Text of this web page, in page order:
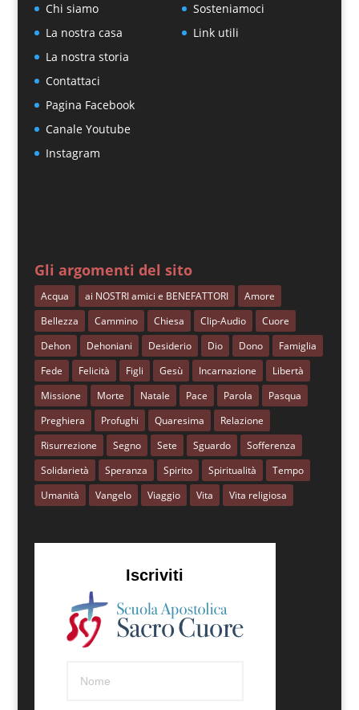
Chi siamo
La nostra casa
La nostra storia
Contattaci
Pagina Facebook
Canale Youtube
Instagram
Sosteniamoci
Link utili
Gli argomenti del sito
Acqua ai NOSTRI amici e BENEFATTORI
Amore
Bellezza
Cammino Chiesa Clip-Audio
Cuore
Dehon
Dehoniani Desiderio Dio Dono
Famiglia
Fede
Felicità Figli Gesù Incarnazione
Libertà
Missione
Morte Natale Pace Parola
Pasqua
Preghiera
Profughi Quaresima
Relazione
Risurrezione
Segno Sete Sguardo
Sofferenza
Solidarietà
Speranza Spirito Spiritualità
Tempo
Umanità
Vangelo Viaggio Vita Vita religiosa
Iscriviti